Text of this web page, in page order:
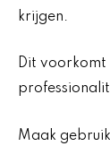
krijgen.
Dit voorkomt
Maak